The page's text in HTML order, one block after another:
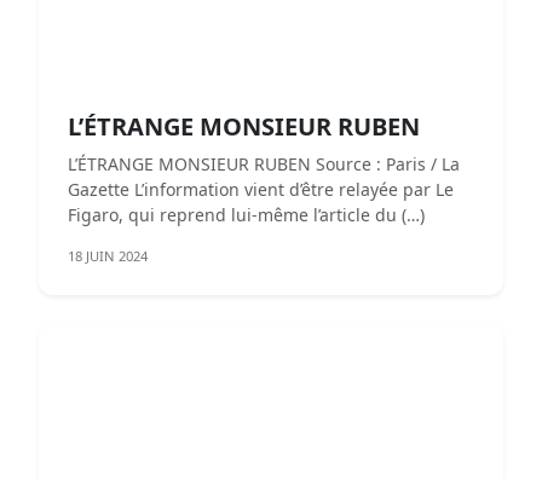
L’ÉTRANGE MONSIEUR RUBEN
L’ÉTRANGE MONSIEUR RUBEN Source : Paris / La
Gazette L’information vient d’être relayée par Le
Figaro, qui reprend lui-même l’article du (…)
18 JUIN 2024